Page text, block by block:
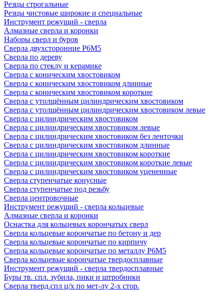
Резцы строгальные
Резцы чистовые широкие и специальные
Инструмент режущий - сверла
Алмазные сверла и коронки
Наборы сверл и буров
Сверла двухсторонние Р6М5
Сверла по дереву
Сверла по стеклу и керамике
Сверла с коническим хвостовиком
Сверла с коническим хвостовиком длинные
Сверла с коническим хвостовиком короткие
Сверла с утолщённым цилиндрическим хвостовиком
Сверла с утолщённым цилиндрическим хвостовиком левые
Сверла с цилиндрическим хвостовиком
Сверла с цилиндрическим хвостовиком левые
Сверла с цилиндрическим хвостовиком без ленточки
Сверла с цилиндрическим хвостовиком длинные
Сверла с цилиндрическим хвостовиком короткие
Сверла с цилиндрическим хвостовиком короткие левые
Сверла с цилиндрическим хвостовиком уцененные
Сверла ступенчатые конусные
Сверла ступенчатые под резьбу
Сверла центровочные
Инструмент режущий - сверла кольцевые
Алмазные сверла и коронки
Оснастка для кольцевых корончатых сверл
Сверла кольцевые корончатые по бетону и дер
Сверла кольцевые корончатые по кирпичу
Сверла кольцевые корончатые по металлу Р6М5
Сверла кольцевые корончатые твердосплавные
Инструмент режущий - сверла твердосплавные
Буры тв. спл. зубила, пики и штробники
Сверла тверд.спл ц/х по мет-лу 2-х стор.